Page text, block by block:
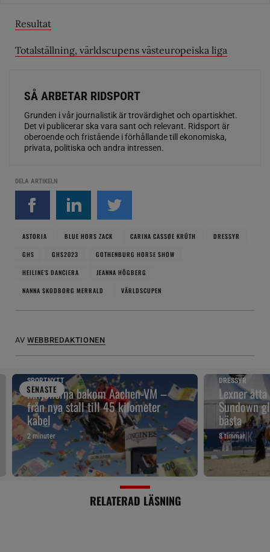
Resultat
Totalställning, världscupens västeuropeiska liga
SÅ ARBETAR RIDSPORT
Grunden i vår journalistik är trovärdighet och opartiskhet.
Det vi publicerar ska vara sant och relevant. Ridsport är
oberoende och fristående i förhållande till ekonomiska,
privata, politiska och andra intressen.
DELA ARTIKELN
ASTORIA BLUE HORS ZACK CARINA CASSØE KRÜTH
DRESSYR
GHS
GHS2023
GOTHENBURG HORSE SHOW
HEILINE'S DANCIERA
JEANNA HÖGBERG
NANNA SKODBORG MERRALD
VÄRLDSCUPEN
AV WEBBREDAKTIONEN
SENASTE
SPORTNYTT
Miljonerna bakom Aachen-VM –
från nya stall till 45 kilometer
kabel
2 minuter
DRESSYR
Lexner
Sundown
bästa
8 timmar
RELATERAD LÄSNING